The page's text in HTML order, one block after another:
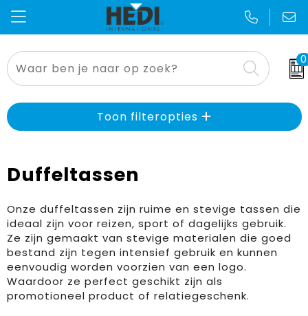
0
Thema's en geefmomenten
Alles voor de makelaar
Anti-stress
E.H.B.O.
Bidons en Sportflessen
Gereedschap
Elektronica, Gadgets en USB
Kniebescherming
Caps, Hoeden en Mutsen
Sjaals
Jassen
Kleding accessoires
Ondergoed en Sokken
Badtextiel
Broeken en Rokken
Caps, Hoeden en Mutsen
Gilets
Handschoenen en Sjaals
Jassen
Opbergtassen
Crossbody tassen
Accessoires voor tassen
Autotassen
Boodschappentassen
Collegetassen
Documententassen
Voetbal EK & WK
Zomer
Pasen
Dag van de zorg
Dag van de schoonmaker
Dag van de bouw
Toon filteropties
Duffeltassen
Onze duffeltassen zijn ruime en stevige tassen die
ideaal zijn voor reizen, sport of dagelijks gebruik.
Ze zijn gemaakt van stevige materialen die goed
bestand zijn tegen intensief gebruik en kunnen
eenvoudig worden voorzien van een logo.
Waardoor ze perfect geschikt zijn als
promotioneel product of relatiegeschenk.